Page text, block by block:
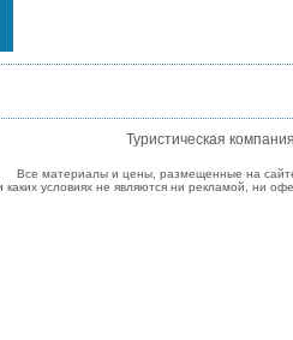
Туристическая
Все материалы и цены, размещенные на
каких условиях не являются ни рекламой, ни